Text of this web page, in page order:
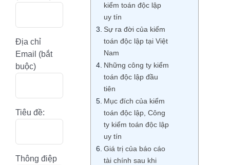
kiểm toán độc lập
uy tín
Sự ra đời của kiểm
toán độc lập tại Việt
Nam
Những công ty kiểm
toán độc lập đầu
tiên
Mục đích của kiểm
toán độc lập, Công
ty kiểm toán độc lập
uy tín
Giá trị của báo cáo
tài chính sau khi
Địa chỉ
Email (bắt
buộc)
Tiêu đề:
Thông điệp